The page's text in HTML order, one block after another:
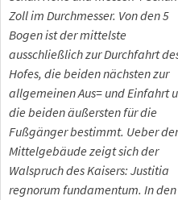
Zoll im Durchmesser. Von den 5
Bogen ist der mittelste
ausschließlich zur Durchfahrt
Hofes, die beiden nächsten zur
allgemeinen Aus= und Einfahrt
die beiden äußersten für die
Fußgänger bestimmt. Ueber
Mittelgebäude zeigt sich der
Walspruch des Kaisers: Justitia
regnorum fundamentum. In den